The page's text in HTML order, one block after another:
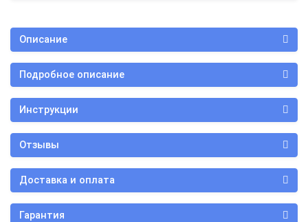
Описание
Подробное описание
Инструкции
Отзывы
Доставка и оплата
Гарантия